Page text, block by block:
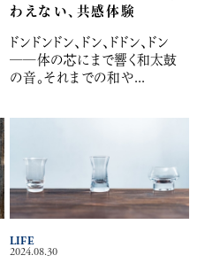
わえない、共感体験
ドンドンドン、ドン、ドドン、ドン
──体の芯にまで響く和太鼓
の音。それまでの和や...
2024.08.30
LIFE